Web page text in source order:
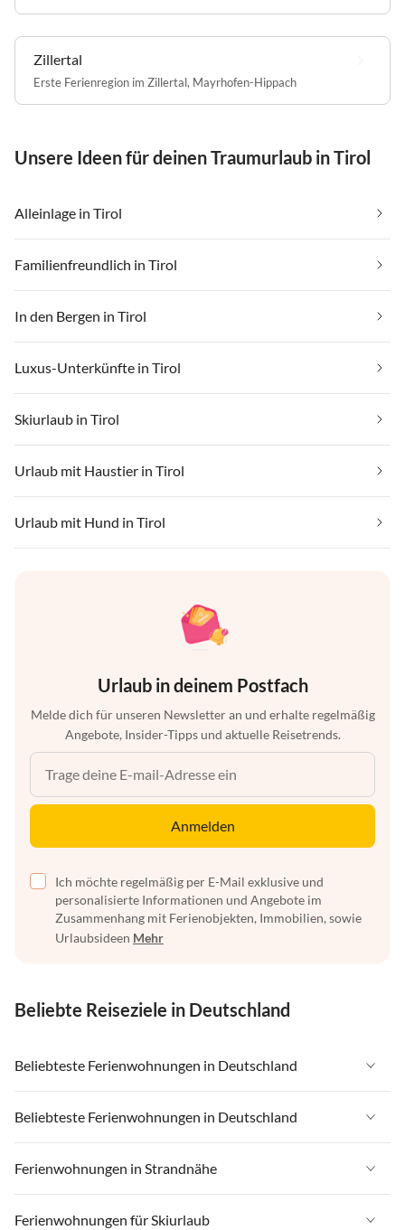
Zillertal
Erste Ferienregion im Zillertal, Mayrhofen-Hippach
Unsere Ideen für deinen Traumurlaub in Tirol
Alleinlage in Tirol
Familienfreundlich in Tirol
In den Bergen in Tirol
Luxus-Unterkünfte in Tirol
Skiurlaub in Tirol
Urlaub mit Haustier in Tirol
Urlaub mit Hund in Tirol
Urlaub in deinem Postfach
Melde dich für unseren Newsletter an und erhalte regelmäßig
Angebote, Insider-Tipps und aktuelle Reisetrends.
Anmelden
Ich möchte regelmäßig per E-Mail exklusive und
personalisierte Informationen und Angebote im
Zusammenhang mit Ferienobjekten, Immobilien, sowie
Urlaubsideen Mehr
Beliebte Reiseziele in Deutschland
Beliebteste Ferienwohnungen in Deutschland
Ferienwohnungen in Deutschland
Ferienwohnungen in Ostsee
Ferienwohnungen in Nordsee
Beliebteste Ferienwohnungen in Deutschland
Ferienwohnungen in Deutschland
Ferienwohnungen in Ostsee
Ferienwohnungen in Strandnähe
Ferienwohnungen in Strandnähe in Deutschland
Ferienwohnungen für Skiurlaub